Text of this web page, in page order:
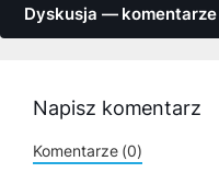
Dyskusja —
Napisz komentarz
Komentarze (0)